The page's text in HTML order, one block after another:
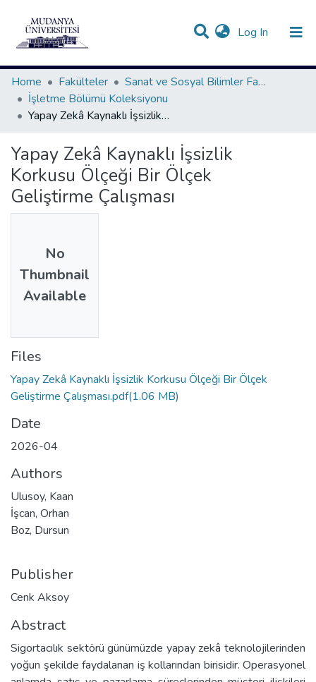
Log In (current)
Communities & Collections
Statistics
All of DSpace
Home
Fakülteler
Sanat ve Sosyal Bilimler Fakültesi
İşletme Bölümü Koleksiyonu
Yapay Zekâ Kaynaklı İşsizlik Korkusu Ölçeği Bir Ölçek Geliştirme Çalışması
Yapay Zekâ Kaynaklı İşsizlik
Korkusu Ölçeği Bir Ölçek
Geliştirme Çalışması
No
Thumbnail
Available
Files
Yapay Zekâ Kaynaklı İşsizlik Korkusu Ölçeği Bir Ölçek
Geliştirme Çalışması.pdf(1.06 MB)
Date
2026-04
Authors
Ulusoy, Kaan
İşcan, Orhan
Boz, Dursun
Publisher
Cenk Aksoy
Abstract
Sigortacılık sektörü günümüzde yapay zekâ teknolojilerinden
yoğun şekilde faydalanan iş kollarından birisidir. Operasyonel